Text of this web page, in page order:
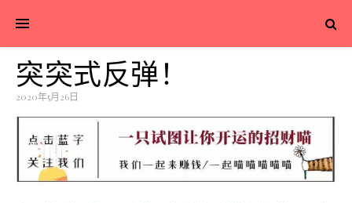
突突式反弹！
2020年5月26日